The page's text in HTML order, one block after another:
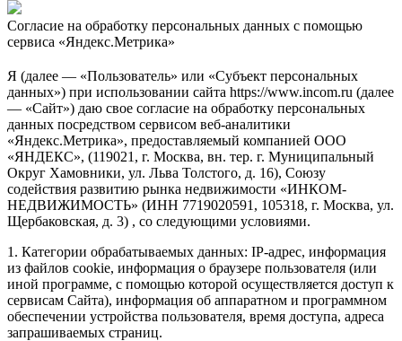
Согласие на обработку персональных данных с помощью
сервиса «Яндекс.Метрика»
Я (далее — «Пользователь» или «Субъект персональных
данных») при использовании сайта https://www.incom.ru (далее
— «Сайт») даю свое согласие на обработку персональных
данных посредством сервисом веб-аналитики
«Яндекс.Метрика», предоставляемый компанией ООО
«ЯНДЕКС», (119021, г. Москва, вн. тер. г. Муниципальный
Округ Хамовники, ул. Льва Толстого, д. 16), Союзу
содействия развитию рынка недвижимости «ИНКОМ-
НЕДВИЖИМОСТЬ» (ИНН 7719020591, 105318, г. Москва, ул.
Щербаковская, д. 3) , со следующими условиями.
1. Категории обрабатываемых данных: IP-адрес, информация
из файлов cookie, информация о браузере пользователя (или
иной программе, с помощью которой осуществляется доступ к
сервисам Сайта), информация об аппаратном и программном
обеспечении устройства пользователя, время доступа, адреса
запрашиваемых страниц.